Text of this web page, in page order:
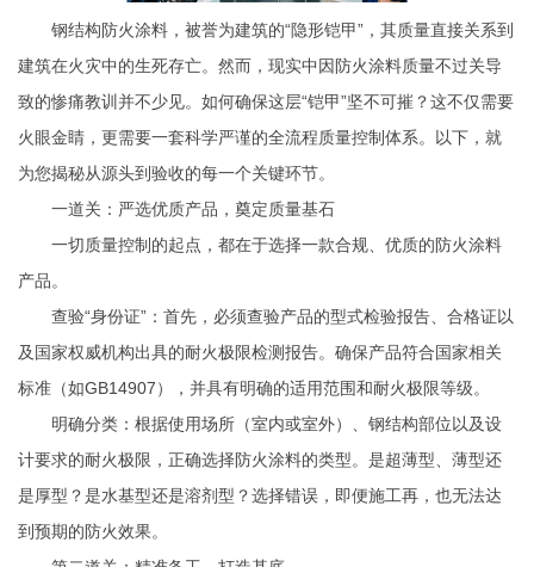
钢结构防火涂料，被誉为建筑的“隐形铠甲”，其质量直接关系到
建筑在火灾中的生死存亡。然而，现实中因防火涂料质量不过关导
致的惨痛教训并不少见。如何确保这层“铠甲”坚不可摧？这不仅需要
火眼金睛，更需要一套科学严谨的全流程质量控制体系。以下，就
为您揭秘从源头到验收的每一个关键环节。
一道关：严选优质产品，奠定质量基石
一切质量控制的起点，都在于选择一款合规、优质的防火涂料
产品。
查验“身份证”：首先，必须查验产品的型式检验报告、合格证以
及国家权威机构出具的耐火极限检测报告。确保产品符合国家相关
标准（如GB14907），并具有明确的适用范围和耐火极限等级。
明确分类：根据使用场所（室内或室外）、钢结构部位以及设
计要求的耐火极限，正确选择防火涂料的类型。是超薄型、薄型还
是厚型？是水基型还是溶剂型？选择错误，即便施工再，也无法达
到预期的防火效果。